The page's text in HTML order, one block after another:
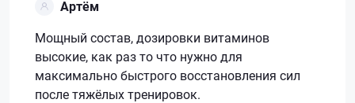
Артём
Мощный состав, дозировки витаминов
высокие, как раз то что нужно для
максимально быстрого восстановления сил
после тяжёлых тренировок.